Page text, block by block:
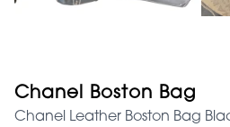
Chanel Boston Bag
Chanel Leather Boston Bag